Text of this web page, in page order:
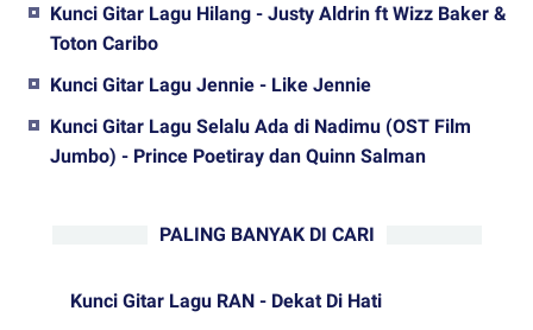
Kunci Gitar Lagu Hilang - Justy Aldrin ft Wizz Baker &
Toton Caribo
Kunci Gitar Lagu Jennie - Like Jennie
Kunci Gitar Lagu Selalu Ada di Nadimu (OST Film
Jumbo) - Prince Poetiray dan Quinn Salman
PALING BANYAK DI CARI
Kunci Gitar Lagu RAN - Dekat Di Hati